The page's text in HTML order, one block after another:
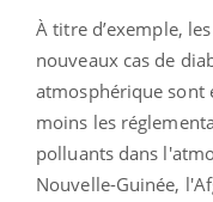
À titre d’exemple,
nouveaux cas de
atmosphérique sont
moins les
polluants dans
Nouvelle-Guinée,